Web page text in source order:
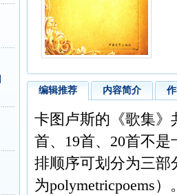
编辑推荐 内容简介
卡图卢斯的《歌集》
首、19首、20首不
排顺序可划分为三部
为polymetricpoems